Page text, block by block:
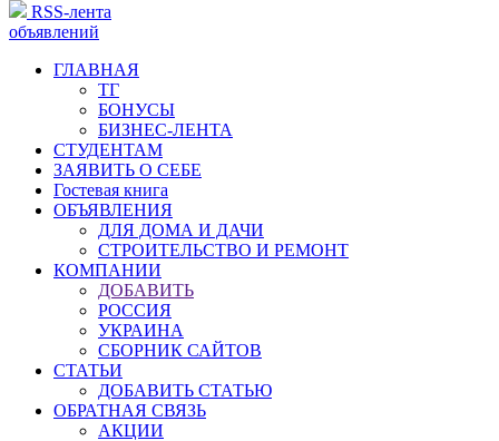
RSS-лента
объявлений
ГЛАВНАЯ
ТГ
БОНУСЫ
БИЗНЕС-ЛЕНТА
СТУДЕНТАМ
ЗАЯВИТЬ О СЕБЕ
Гостевая книга
ОБЪЯВЛЕНИЯ
ДЛЯ ДОМА И ДАЧИ
СТРОИТЕЛЬСТВО И РЕМОНТ
КОМПАНИИ
ДОБАВИТЬ
РОССИЯ
УКРАИНА
СБОРНИК САЙТОВ
СТАТЬИ
ДОБАВИТЬ СТАТЬЮ
ОБРАТНАЯ СВЯЗЬ
АКЦИИ